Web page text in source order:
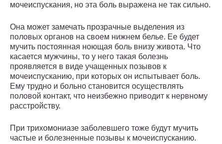
мочеиспускания, но эта боль выражена не так сильно.
Она может замечать прозрачные выделения из
половых органов на своем нижнем белье. Ее будет
мучить постоянная ноющая боль внизу живота. Что
касается мужчины, то у него такая болезнь
проявляется в виде учащенных позывов к
мочеиспусканию, при которых он испытывает боль.
Ему трудно и больно становится осуществлять
половой контакт, что неизбежно приводит к нервному
расстройству.
При трихомониазе заболевшего тоже будут мучить
частые и болезненные позывы к мочеиспусканию.